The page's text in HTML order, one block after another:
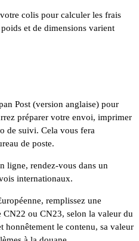
colis pour calculer les frais
et de dimensions varient
Post (version anglaise) pour
préparer votre envoi, imprimer
de suivi. Cela vous fera
de poste.
ligne, rendez-vous dans un
internationaux.
remplissez une
ou CN23, selon la valeur du
honnêtement le contenu, sa valeur